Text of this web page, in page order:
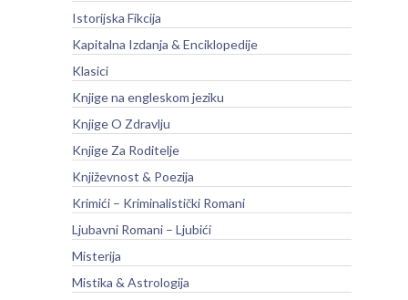
Istorijska Fikcija
Kapitalna Izdanja & Enciklopedije
Klasici
Knjige na engleskom jeziku
Knjige O Zdravlju
Knjige Za Roditelje
Književnost & Poezija
Krimići – Kriminalistički Romani
Ljubavni Romani – Ljubići
Misterija
Mistika & Astrologija